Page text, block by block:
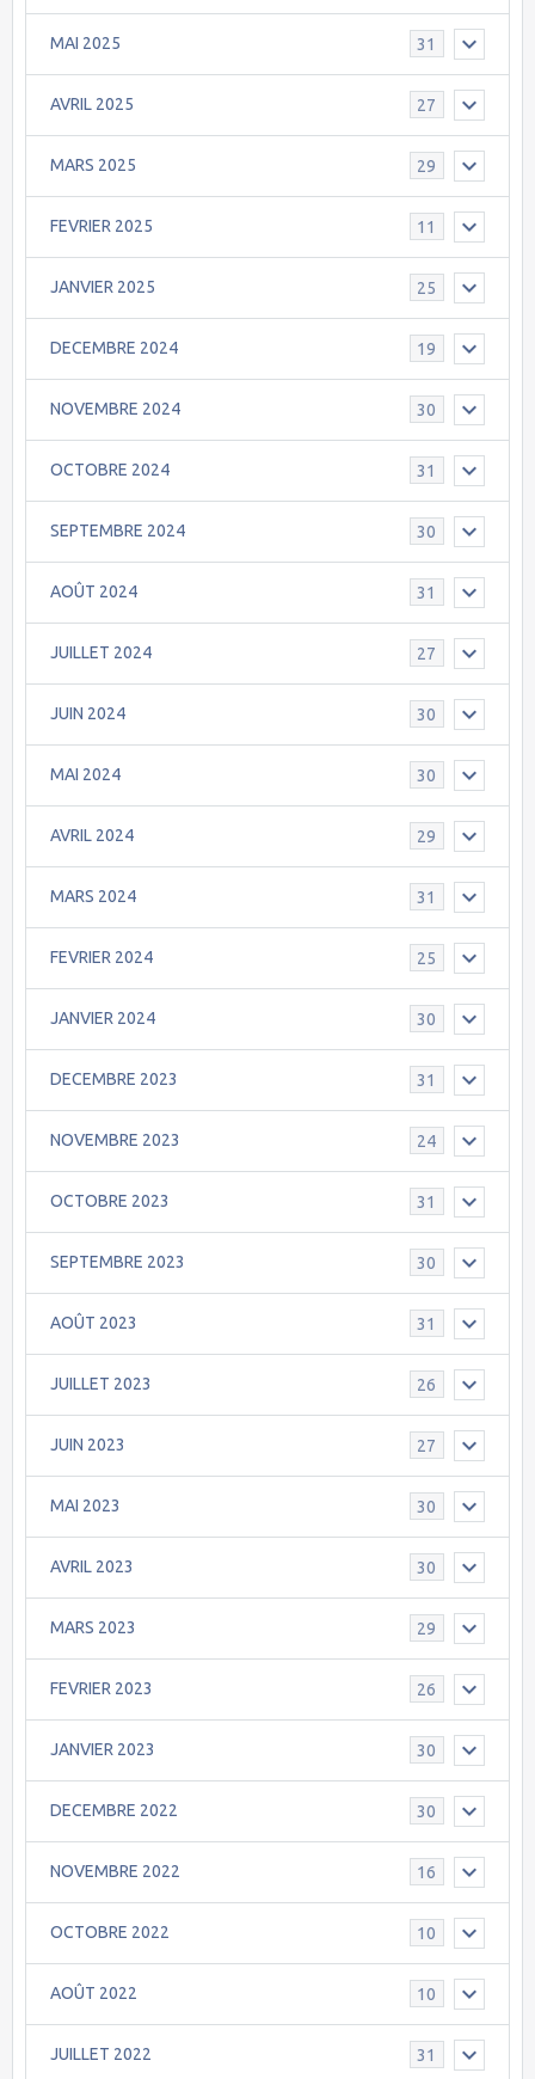
MAI 2025 31
AVRIL 2025 27
MARS 2025 29
FEVRIER 2025 11
JANVIER 2025 25
DECEMBRE 2024 19
NOVEMBRE 2024 30
OCTOBRE 2024 31
SEPTEMBRE 2024 30
AOÛT 2024 31
JUILLET 2024 27
JUIN 2024 30
MAI 2024 30
AVRIL 2024 29
MARS 2024 31
FEVRIER 2024 25
JANVIER 2024 30
DECEMBRE 2023 31
NOVEMBRE 2023 24
OCTOBRE 2023 31
SEPTEMBRE 2023 30
AOÛT 2023 31
JUILLET 2023 26
JUIN 2023 27
MAI 2023 30
AVRIL 2023 30
MARS 2023 29
FEVRIER 2023 26
JANVIER 2023 30
DECEMBRE 2022 30
NOVEMBRE 2022 16
OCTOBRE 2022 10
AOÛT 2022 10
JUILLET 2022 31